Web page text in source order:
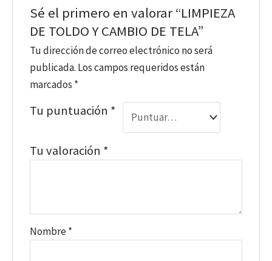
Sé el primero en valorar “LIMPIEZA
DE TOLDO Y CAMBIO DE TELA”
Tu dirección de correo electrónico no será
publicada. Los campos requeridos están
marcados *
Tu puntuación *
Tu valoración *
Nombre*